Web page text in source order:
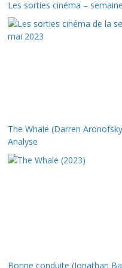
Les sorties cinéma –
The Whale (Darren
Analyse
Bonne conduite (Jonathan